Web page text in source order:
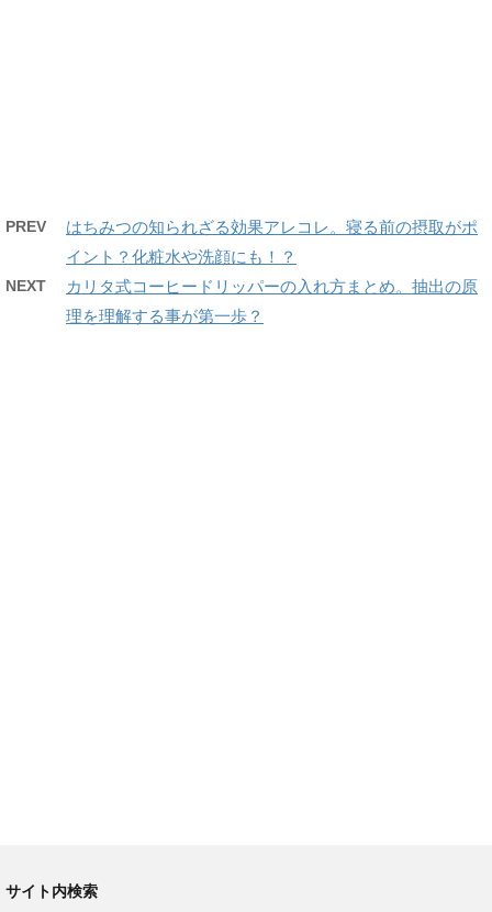
PREV
はちみつの知られざる効果アレコレ。寝る前の摂取がポ
イント？化粧水や洗顔にも！？
NEXT
カリタ式コーヒードリッパーの入れ方まとめ。抽出の原
理を理解する事が第一歩？
サイト内検索